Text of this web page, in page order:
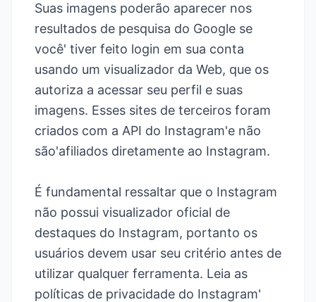
Suas imagens poderão aparecer nos
resultados de pesquisa do Google se
você' tiver feito login em sua conta
usando um visualizador da Web, que os
autoriza a acessar seu perfil e suas
imagens. Esses sites de terceiros foram
criados com a API do Instagram'e não
são'afiliados diretamente ao Instagram.
É fundamental ressaltar que o Instagram
não possui visualizador oficial de
destaques do Instagram, portanto os
usuários devem usar seu critério antes de
utilizar qualquer ferramenta. Leia as
políticas de privacidade do Instagram'